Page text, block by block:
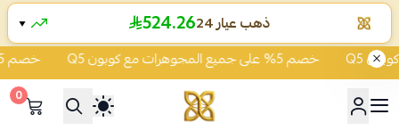
خصم 5% على جميع المجوهرات مع كوبون Q5 خصم 5% على جميع المجوهرات مع كوبون Q5
شركة قمة زاوية الشفاء
0
ذهب عيار 24 524.26
▼